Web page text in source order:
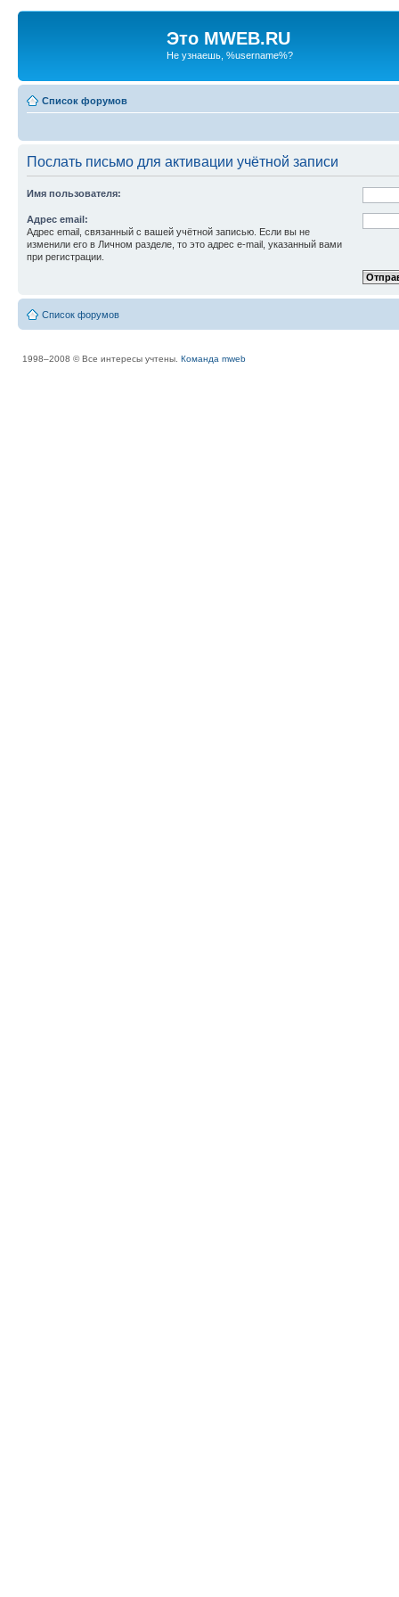
Это MWEB.RU
Не узнаешь, %username%?
Список форумов
Послать письмо для активации учётной записи
Имя пользователя:
Адрес email:
Адрес email, связанный с вашей учётной записью. Если вы не
изменили его в Личном разделе, то это адрес e-mail, указанный вами
при регистрации.
Список форумов
1998–2008 © Все интересы учтены. Команда mweb